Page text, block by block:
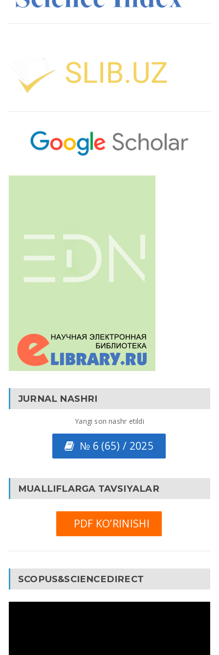
JURNAL NASHRI
Yangi son nashr etildi
№ 6 (65) / 2025
MUALLIFLARGA TAVSIYALAR
PDF KO’RINISHI
SCOPUS&SCIENCEDIRECT